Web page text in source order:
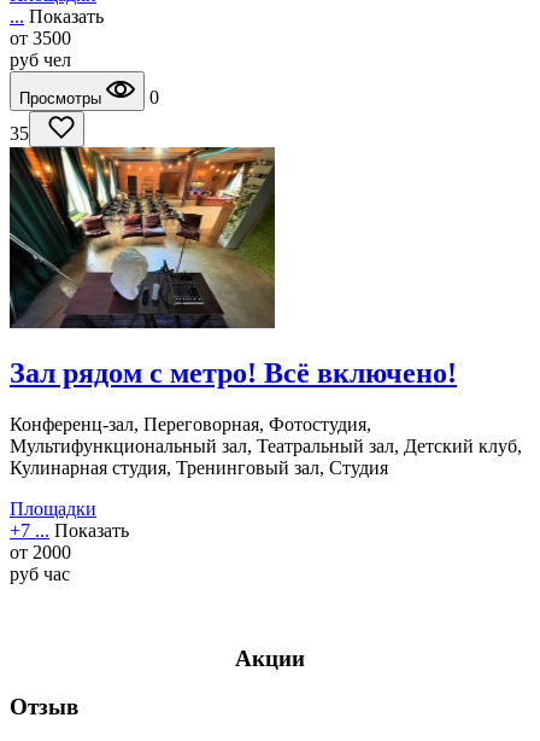
... Показать
от 3500
руб чел
Просмотры
0
35
Зал рядом с метро! Всё включено!
Конференц-зал, Переговорная, Фотостудия,
Мультифункциональный зал, Театральный зал, Детский клуб,
Кулинарная студия, Тренинговый зал, Студия
Площадки
+7 ... Показать
от 2000
руб час
Акции
Отзыв